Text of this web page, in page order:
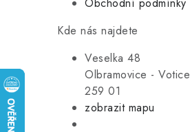
Kde nás najdete
Veselka 48
Olbramovice - Votice
259 01
zobrazit mapu